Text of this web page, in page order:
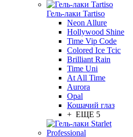
Гель-лаки Tartiso
Neon Allure
Hollywood Shine
Time Vip Code
Colored Ice Tcic
Brilliant Rain
Time Uni
At All Time
Aurora
Opal
Кошачий глаз
+ ЕЩЕ 5